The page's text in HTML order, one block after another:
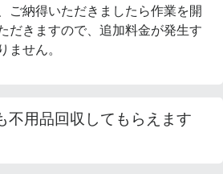
ご納得いただきましたら作業を開
だきますので、追加料金が発生す
ません。
不用品回収してもらえます